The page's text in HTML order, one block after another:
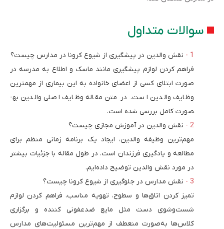
سوالات متداول
نقش والدین در پیشگیری از شیوع کرونا در مدارس چیست؟
فراهم کردن لوازم پیشگیری مانند ماسک و اطلاع به مدرسه در
صورت ابتلای کسی از اعضای خانواده به این بیماری از مهم­ترین
وظایف والدین است. در متن مقاله وظایف اصلی والدین به­
صورت کامل بررسی شده است.
نقش والدین در آموزش مجازی چیست؟
مهم‌ترین وظیفه والدین، ایجاد یک برنامه زمانی منظم برای
مطالعه و یادگیری فرزندان است. در طول مقاله با جزئیات بیشتر
در مورد نقش والدین توضیح داده‌ایم.
نقش مدارس در جلوگیری از شیوع کرونا چیست؟
تمیز کردن اتاق‌ها و سطوح، تهویه مناسب، فراهم کردن لوازم
شست‌وشوی دست مثل مایع ضدعفونی کننده و برگزاری
کلاس‌ها به‌صورت منعطف از مهم‌ترین مسئولیت‌های مدارس